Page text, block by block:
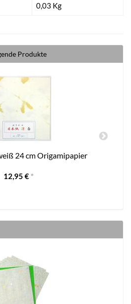
0,03 Kg
Produkte
24 cm Origamipapier
12,95 € *